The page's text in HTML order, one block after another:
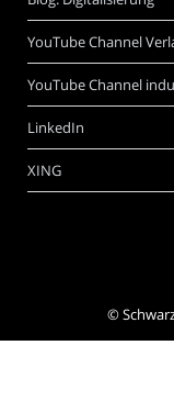
YouTube Channel
YouTube Channel
LinkedIn
XING
©